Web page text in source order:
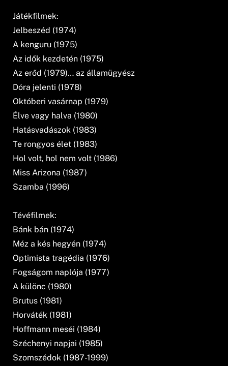
Játékfilmek:
Jelbeszéd (1974)
A kenguru (1975)
Az idők kezdetén (1975)
Az erőd (1979)… az államügyész
Dóra jelenti (1978)
Októberi vasárnap (1979)
Élve vagy halva (1980)
Hatásvadászok (1983)
Te rongyos élet (1983)
Hol volt, hol nem volt (1986)
Miss Arizona (1987)
Szamba (1996)
Tévéfilmek:
Bánk bán (1974)
Méz a kés hegyén (1974)
Optimista tragédia (1976)
Fogságom naplója (1977)
A különc (1980)
Brutus (1981)
Horváték (1981)
Hoffmann meséi (1984)
Széchenyi napjai (1985)
Szomszédok (1987-1999)